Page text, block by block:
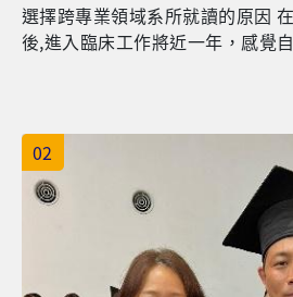
選擇跨專業領域系所就讀的原因 在得到物理治療師證書
後,進入臨床工作將近一年，感覺
足，加上在職場上也遇到了人際
學術知識、學習教育理念、落實早
法的系所:長庚大學早期療育研究
教育的結合。 學習歷程 在長庚大學早期療育研究所裡，
同學來自不同專業領域，除了職
工、幼教、特教、教保、護理等
在課程中，和不同背景的同學討
02